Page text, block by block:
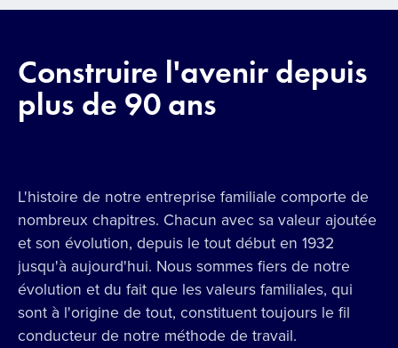
Construire l'avenir depuis
plus de 90 ans
L'histoire de notre entreprise familiale comporte de
nombreux chapitres. Chacun avec sa valeur ajoutée
et son évolution, depuis le tout début en 1932
jusqu'à aujourd'hui. Nous sommes fiers de notre
évolution et du fait que les valeurs familiales, qui
sont à l'origine de tout, constituent toujours le fil
conducteur de notre méthode de travail.